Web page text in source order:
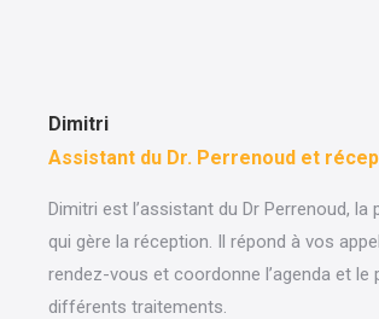
Dimitri
Assistant du Dr. Perrenoud et
Dimitri est l’assistant du Dr Perrenoud, la
qui gère la réception. Il répond à vos
rendez-vous et coordonne l’agenda et le
différents traitements.